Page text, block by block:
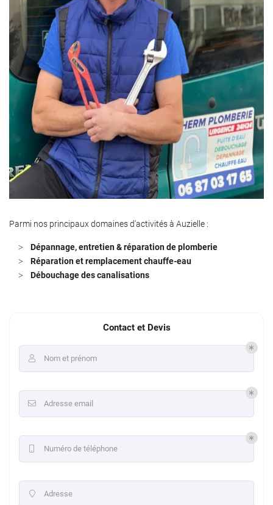
Parmi nos principaux domaines d'activités à Auzielle :
Dépannage, entretien & réparation de plomberie
Réparation et remplacement chauffe-eau
Débouchage des canalisations
Contact et Devis
 Nom et prénom
 Adresse email
Numéro de téléphone
 Adresse